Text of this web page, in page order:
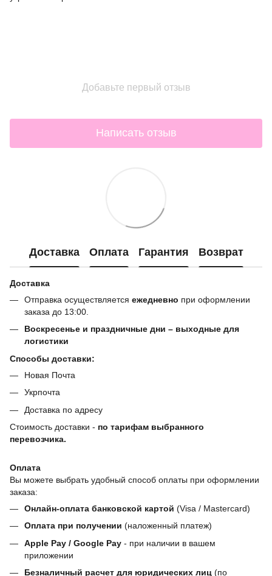
Добавьте первый отзыв
Написать отзыв
Доставка Оплата Гарантия Возврат
Доставка
Отправка осуществляется ежедневно при оформлении
заказа до 13:00.
Воскресенье и праздничные дни – выходные для
логистики
Способы доставки:
Новая Почта
Укрпочта
Доставка по адресу
Стоимость доставки - по тарифам выбранного
перевозчика.
Оплата
Вы можете выбрать удобный способ оплаты при оформлении
заказа:
Онлайн-оплата банковской картой (Visa / Mastercard)
Оплата при получении (наложенный платеж)
Apple Pay / Google Pay - при наличии в вашем
приложении
Безналичный расчет для юридических лиц (по